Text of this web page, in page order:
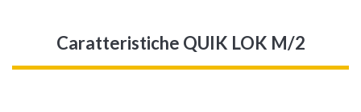
Caratteristiche QUIK LOK M/2